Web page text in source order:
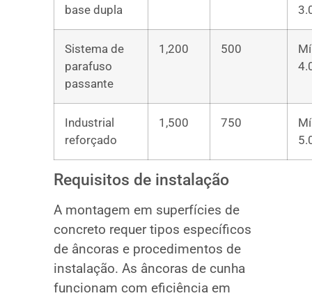
base dupla
Sistema de
parafuso
passante
1,200 500
Industrial
reforçado
1,500 750
Requisitos de instalação
A montagem em superfícies de
concreto requer tipos específicos
de âncoras e procedimentos de
instalação. As âncoras de cunha
funcionam com eficiência em